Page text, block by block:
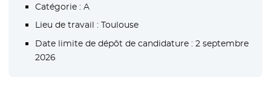
Catégorie : A
Lieu de travail : Toulouse
Date limite de dépôt de candidature : 2 septembre
2026